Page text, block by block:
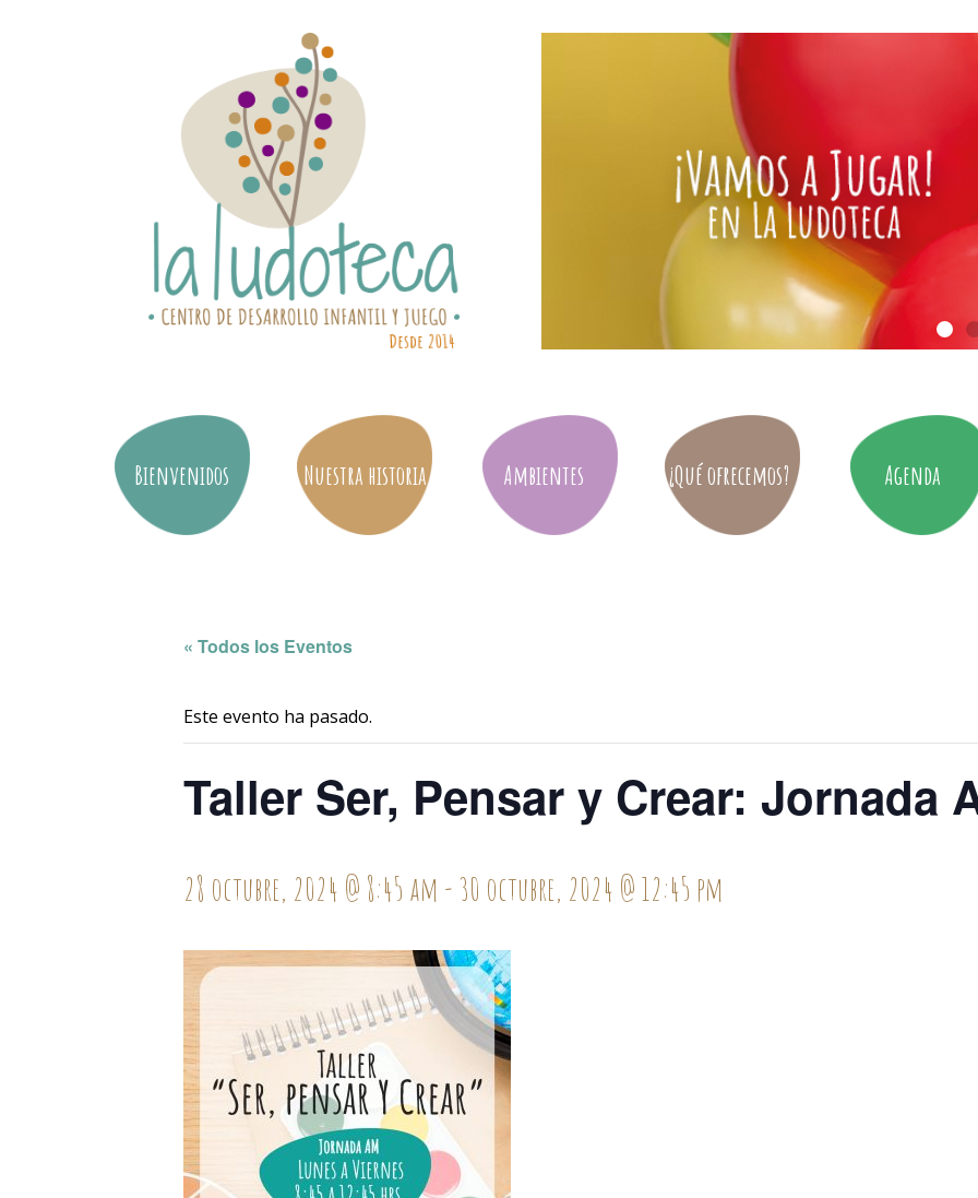
Bienvenidos Nuestra historia Ambientes ¿Qué ofrecemos? Agenda
« Todos los Eventos
Este evento ha pasado.
Taller Ser, Pensar y Crear: Jornada
28 octubre, 2024 @ 8:45 am - 30 octubre, 2024 @ 12:45 pm